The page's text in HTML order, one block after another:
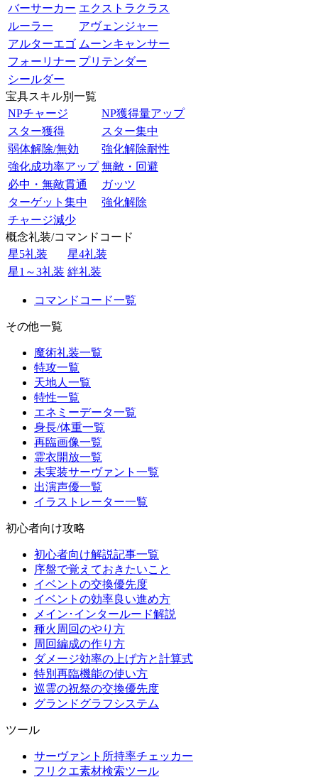
バーサーカー エクストラクラス
ルーラー
アヴェンジャー
アルターエゴ ムーンキャンサー
フォーリナー プリテンダー
シールダー
宝具スキル別一覧
NPチャージ
NP獲得量アップ
スター獲得
スター集中
弱体解除/無効
強化解除耐性
強化成功率アップ 無敵・回避
必中・無敵貫通
ガッツ
ターゲット集中
強化解除
チャージ減少
概念礼装/コマンドコード
星5礼装
星4礼装
星1～3礼装 絆礼装
コマンドコード一覧
その他一覧
魔術礼装一覧
特攻一覧
天地人一覧
特性一覧
エネミーデータ一覧
身長/体重一覧
再臨画像一覧
霊衣開放一覧
未実装サーヴァント一覧
出演声優一覧
イラストレーター一覧
初心者向け攻略
初心者向け解説記事一覧
序盤で覚えておきたいこと
イベントの交換優先度
イベントの効率良い進め方
メイン･インタールード解説
種火周回のやり方
周回編成の作り方
ダメージ効率の上げ方と計算式
特別再臨機能の使い方
巡霊の祝祭の交換優先度
グランドグラフシステム
ツール
サーヴァント所持率チェッカー
フリクエ素材検索ツール